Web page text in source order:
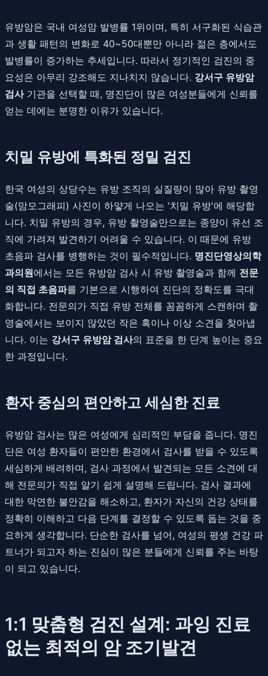
유방암은 국내 여성암 발병률 1위이며, 특히 서구화된 식습관
과 생활 패턴의 변화로 40~50대뿐만 아니라 젊은 층에서도
발병률이 증가하는 추세입니다. 따라서 정기적인 검진의 중
요성은 아무리 강조해도 지나치지 않습니다. 강서구 유방암
검사기관을 선택할 때, 명진단이 많은 여성분들에게 신뢰를
얻는 데에는 분명한 이유가 있습니다.
치밀 유방에 특화된 정밀 검진
한국 여성의 상당수는 유방 조직의 실질량이 많아 유방 촬영
술(맘모그래피) 사진이 하얗게 나오는 '치밀 유방'에 해당합
니다. 치밀 유방의 경우, 유방 촬영술만으로는 종양이 유선 조
직에 가려져 발견하기 어려울 수 있습니다. 이 때문에 유방
초음파 검사를 병행하는 것이 필수적입니다. 명진단영상의학
과의원에서는 모든 유방암 검사 시 유방 촬영술과 함께 전문
의 직접 초음파를 기본으로 시행하여 진단의 정확도를 극대
화합니다. 전문의가 직접 유방 전체를 꼼꼼하게 스캔하며 촬
영술에서는 보이지 않았던 작은 혹이나 이상 소견을 찾아냅
니다. 이는 강서구 유방암 검사의 표준을 한 단계 높이는 중요
한 과정입니다.
환자 중심의 편안하고 세심한 진료
유방암 검사는 많은 여성에게 심리적인 부담을 줍니다. 명진
단은 여성 환자들이 편안한 환경에서 검사를 받을 수 있도록
세심하게 배려하며, 검사 과정에서 발견되는 모든 소견에 대
해 전문의가 직접 알기 쉽게 설명해 드립니다. 검사 결과에
대한 막연한 불안감을 해소하고, 환자가 자신의 건강 상태를
정확히 이해하고 다음 단계를 결정할 수 있도록 돕는 것을 중
요하게 생각합니다. 단순한 검사를 넘어, 여성의 평생 건강 파
트너가 되고자 하는 진심이 많은 분들에게 신뢰를 주는 바탕
이 되고 있습니다.
1:1 맞춤형 검진 설계: 과잉 진료
없는 최적의 암 조기발견